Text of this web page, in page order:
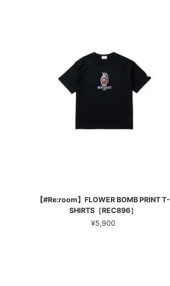
【#Re:room】FLOWER BOMB PRINT T-
SHIRTS［REC896］
¥5,900